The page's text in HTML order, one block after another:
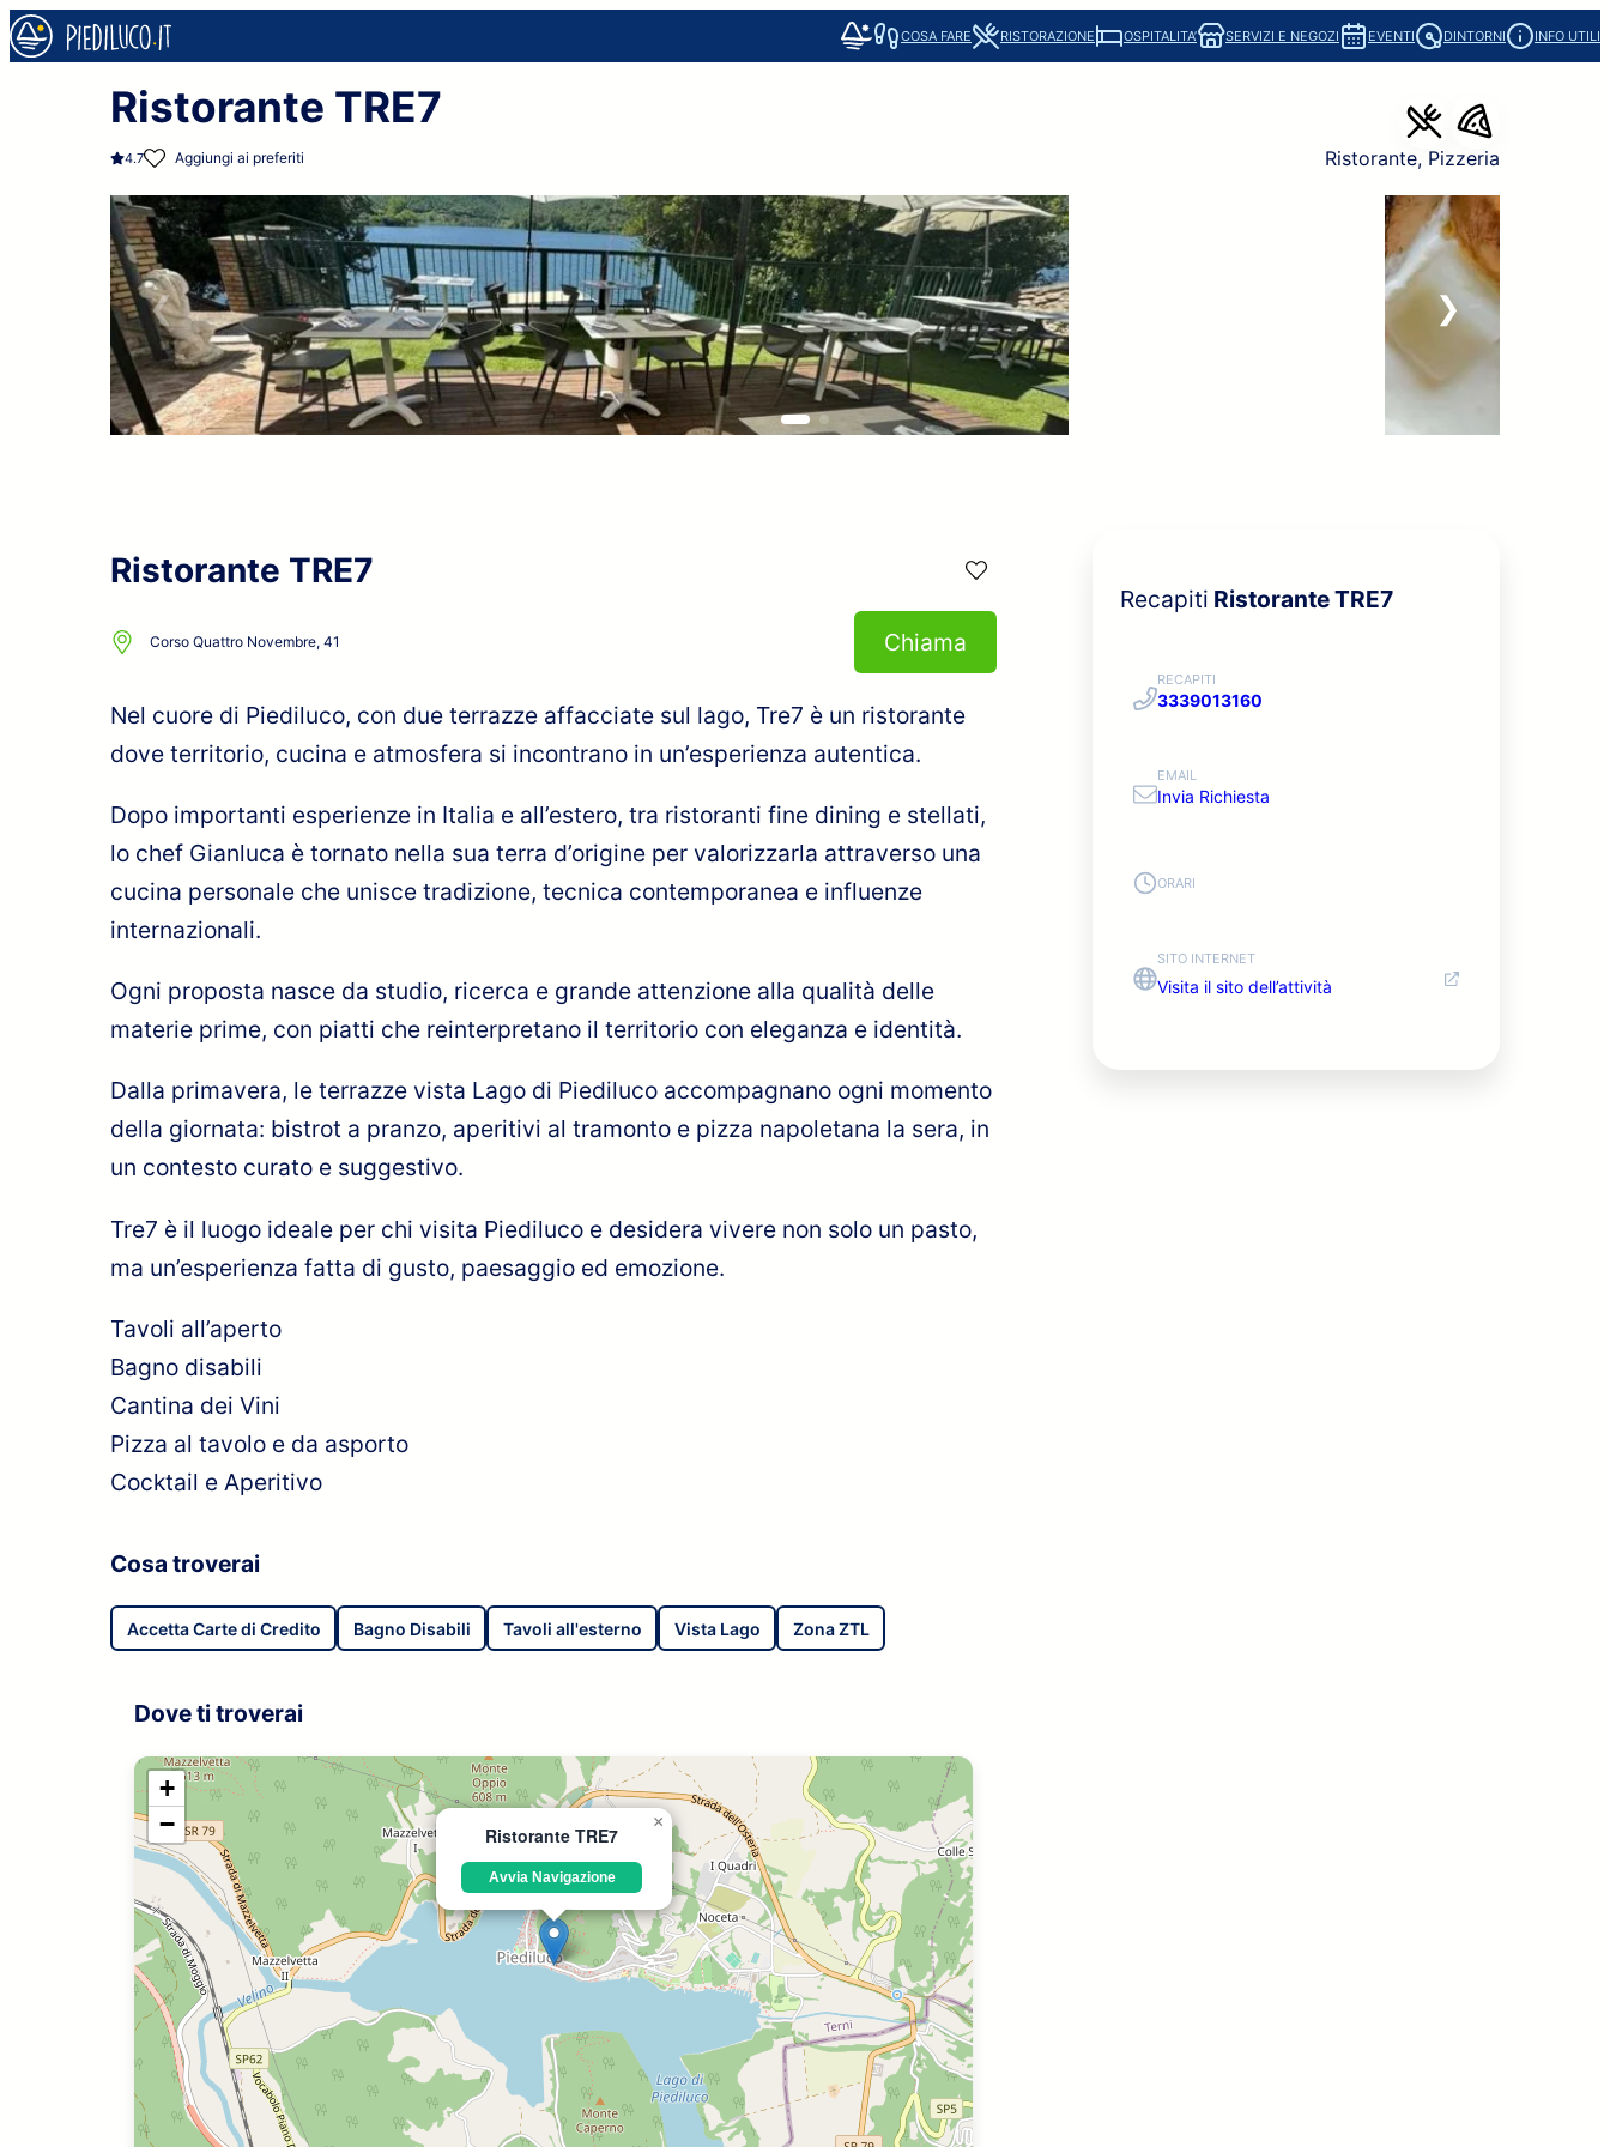
COSA FARE RISTORAZIONE OSPITALITA’ SERVIZI E NEGOZI EVENTI DINTORNI INFO UTILI
Ristorante TRE7
4.7 Aggiungi ai preferiti Ristorante, Pizzeria
Ristorante TRE7
Corso Quattro Novembre, 41 Chiama
Nel cuore di Piediluco, con due terrazze affacciate sul lago, Tre7 è un ristorante
dove territorio, cucina e atmosfera si incontrano in un’esperienza autentica.
Dopo importanti esperienze in Italia e all’estero, tra ristoranti fine dining e stellati,
lo chef Gianluca è tornato nella sua terra d’origine per valorizzarla attraverso una
cucina personale che unisce tradizione, tecnica contemporanea e influenze
internazionali.
Ogni proposta nasce da studio, ricerca e grande attenzione alla qualità delle
materie prime, con piatti che reinterpretano il territorio con eleganza e identità.
Dalla primavera, le terrazze vista Lago di Piediluco accompagnano ogni momento
della giornata: bistrot a pranzo, aperitivi al tramonto e pizza napoletana la sera, in
un contesto curato e suggestivo.
Tre7 è il luogo ideale per chi visita Piediluco e desidera vivere non solo un pasto,
ma un’esperienza fatta di gusto, paesaggio ed emozione.
Tavoli all’aperto
Bagno disabili
Cantina dei Vini
Pizza al tavolo e da asporto
Cocktail e Aperitivo
Cosa troverai
Accetta Carte di Credito Bagno Disabili Tavoli all'esterno Vista Lago Zona ZTL
Dove ti troverai
Ristorante TRE7
Avvia Navigazione
×
+
−
Recapiti Ristorante TRE7
RECAPITI
3339013160
EMAIL
Invia Richiesta
ORARI
SITO INTERNET
Visita il sito dell’attività